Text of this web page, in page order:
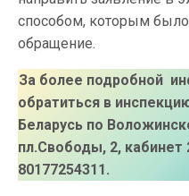
способом, которым
обращение.
За более подробной
обратиться в
Беларусь по
пл.Свободы, 2, кабинет
80177254311.